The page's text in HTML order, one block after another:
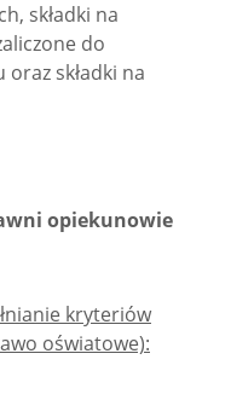
składki na
do
składki na
opiekunowie
kryteriów
oświatowe):